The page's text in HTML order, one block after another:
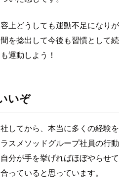
上どうしても運動不足になりが
を捻出して今後も習慣として続
運動しよう！
いぞ
してから、本当に多くの経験を
スメソッドグループ社員の行動
分が手を挙げればほぼやらせて
っていると思っています。